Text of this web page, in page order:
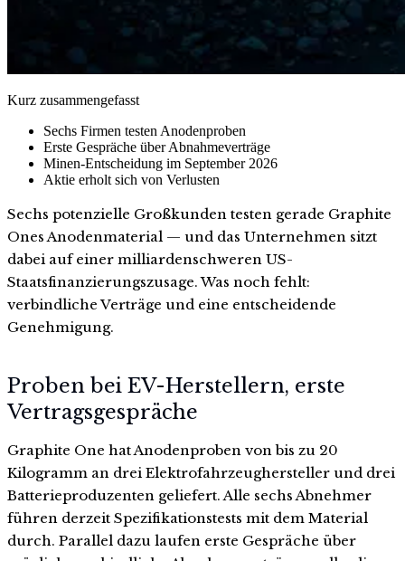
Kurz zusammengefasst
Sechs Firmen testen Anodenproben
Erste Gespräche über Abnahmeverträge
Minen-Entscheidung im September 2026
Aktie erholt sich von Verlusten
Sechs potenzielle Großkunden testen gerade Graphite
Ones Anodenmaterial — und das Unternehmen sitzt
dabei auf einer milliardenschweren US-
Staatsfinanzierungszusage. Was noch fehlt:
verbindliche Verträge und eine entscheidende
Genehmigung.
Proben bei EV-Herstellern, erste
Vertragsgespräche
Graphite One hat Anodenproben von bis zu 20
Kilogramm an drei Elektrofahrzeughersteller und drei
Batterieproduzenten geliefert. Alle sechs Abnehmer
führen derzeit Spezifikationstests mit dem Material
durch. Parallel dazu laufen erste Gespräche über